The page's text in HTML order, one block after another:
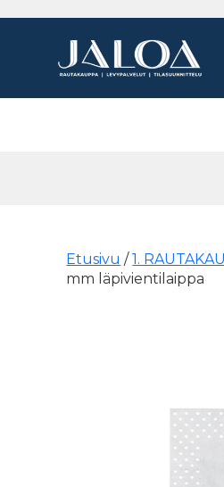
Products search
Etusivu /1.
mm läpivientilaippa